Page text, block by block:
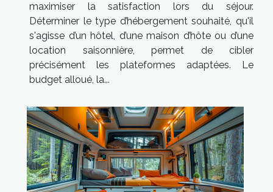
maximiser la satisfaction lors du séjour.
Déterminer le type d’hébergement souhaité, qu'il
s'agisse d’un hôtel, d’une maison d’hôte ou d’une
location saisonnière, permet de cibler
précisément les plateformes adaptées. Le
budget alloué, la...